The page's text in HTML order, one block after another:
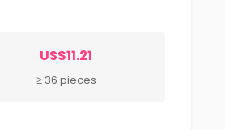
US$11.21
≥ 36 pieces